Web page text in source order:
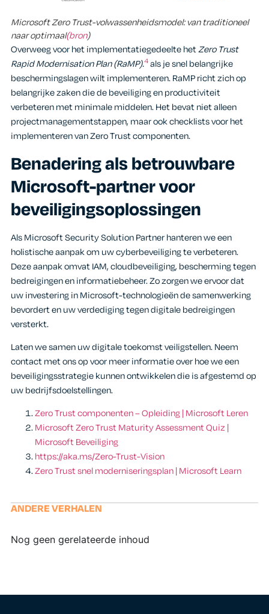
Microsoft Zero Trust-volwassenheidsmodel: van traditioneel
naar optimaal(bron)
Overweeg voor het implementatiegedeelte hetZero Trust
Rapid Modernisation Plan (RaMP).4als je snel belangrijke
beschermingslagen wilt implementeren. RaMP richt zich op
belangrijke zaken die de beveiliging en productiviteit
verbeteren met minimale middelen. Het bevat niet alleen
projectmanagementstappen, maar ook checklists voor het
implementeren van Zero Trust componenten.
Benadering als betrouwbare
Microsoft-partner voor
beveiligingsoplossingen
Als Microsoft Security Solution Partner hanteren we een
holistische aanpak om uw cyberbeveiliging te verbeteren.
Deze aanpak omvat IAM, cloudbeveiliging, bescherming tegen
bedreigingen en informatiebeheer. Zo zorgen we ervoor dat
uw investering in Microsoft-technologieën de samenwerking
bevordert en uw verdediging tegen digitale bedreigingen
versterkt.
Laten we samen uw digitale toekomst veiligstellen. Neem
contact met ons op voor meer informatie over hoe we een
beveiligingsstrategie kunnen ontwikkelen die is afgestemd op
uw bedrijfsdoelstellingen.
Zero Trust componenten – Opleiding | Microsoft Leren
Microsoft Zero Trust Maturity Assessment Quiz |
Microsoft Beveiliging
https://aka.ms/Zero-Trust-Vision
Zero Trust snel moderniseringsplan | Microsoft Learn
ANDERE VERHALEN
Nog geen gerelateerde inhoud